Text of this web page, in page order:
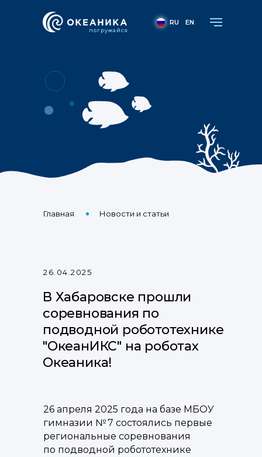
погружайся
RU EN
Главная Новости и статьи
В Хабаровске
В Хабаровске прошли
соревнования по
подводной робототехнике
"ОкеанИКС" на роботах
Океаника!
26.04.2025
26 апреля 2025 года на базе МБОУ
гимназии № 7 состоялись первые
региональные соревнования
по подводной робототехнике